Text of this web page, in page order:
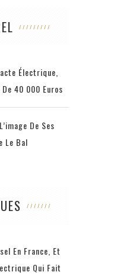
Électrique,
40 000 Euros
De Ses
Le Bal
En France, Et
Qui Fait